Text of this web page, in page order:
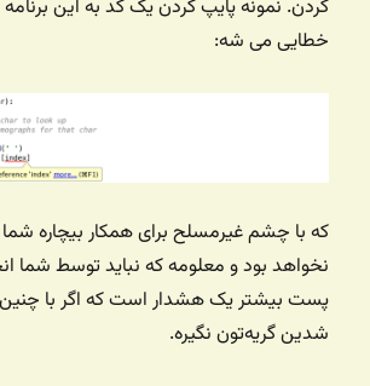
کردن. نمونه پایپ کردن یک کد به این
خطایی می شه:
که با چشم غیرمسلح برای همکار بیچاره
نخواهد بود و معلومه که نباید توسط شما
پست بیشتر یک هشدار است که اگر با
شدین گریه‌تون نگیره.